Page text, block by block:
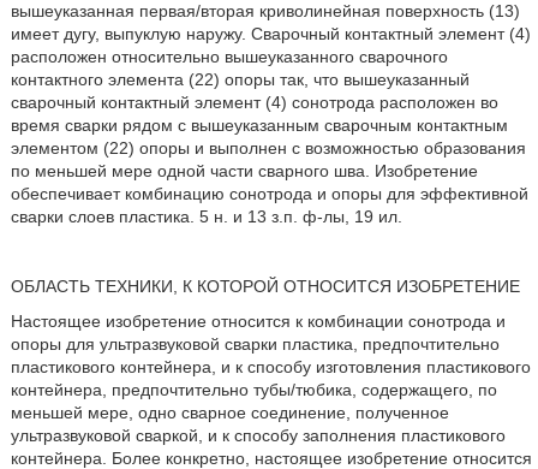
вышеуказанная первая/вторая криволинейная поверхность (13)
имеет дугу, выпуклую наружу. Сварочный контактный элемент (4)
расположен относительно вышеуказанного сварочного
контактного элемента (22) опоры так, что вышеуказанный
сварочный контактный элемент (4) сонотрода расположен во
время сварки рядом с вышеуказанным сварочным контактным
элементом (22) опоры и выполнен с возможностью образования
по меньшей мере одной части сварного шва. Изобретение
обеспечивает комбинацию сонотрода и опоры для эффективной
сварки слоев пластика. 5 н. и 13 з.п. ф-лы, 19 ил.
ОБЛАСТЬ ТЕХНИКИ, К КОТОРОЙ ОТНОСИТСЯ ИЗОБРЕТЕНИЕ
Настоящее изобретение относится к комбинации сонотрода и
опоры для ультразвуковой сварки пластика, предпочтительно
пластикового контейнера, и к способу изготовления пластикового
контейнера, предпочтительно тубы/тюбика, содержащего, по
меньшей мере, одно сварное соединение, полученное
ультразвуковой сваркой, и к способу заполнения пластикового
контейнера. Более конкретно, настоящее изобретение относится